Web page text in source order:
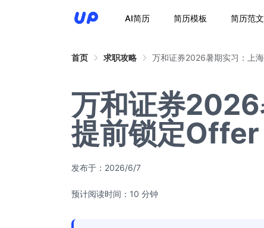
AI简历 简历模板 简历范文
首页 求职攻略 万和证券2026暑期实习：上
万和证券2026
提前锁定
发布于： 2026/6/7
预计阅读时间：10 分钟